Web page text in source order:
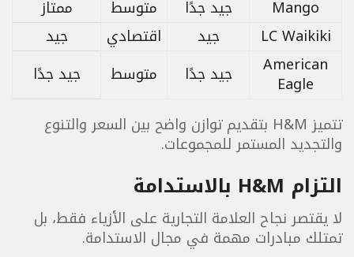
Mango
جيد جدًا متوسط
ممتاز
LC Waikiki
جيد اقتصادي
جيد
American
Eagle جيد جدًا متوسط
جيد جدًا
تتميز H&M بتقديم توازن واضح بين السعر والتنوع
والتجديد المستمر للمجموعات.
التزام H&M بالاستدامة
لا يقتصر نجاح العلامة التجارية على الأزياء فقط، بل
تمتلك مبادرات مهمة في مجال الاستدامة.